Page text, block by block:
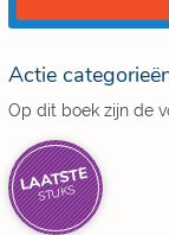
Actie
Op dit boek zijn de
LAATSTE
STUKS